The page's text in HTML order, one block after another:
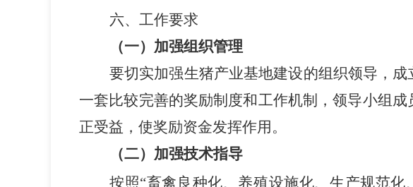
六、工作要求
（一）加强组织管理
要切实加强生猪产业基地建设的组织领导，
一套比较完善的奖励制度和工作机制，领导小组
正受益，使奖励资金发挥作用。
（二）加强技术指导
按照“畜禽良种化、养殖设施化、生产规范